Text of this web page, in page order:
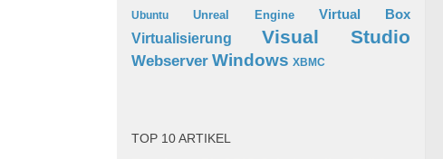
Ubuntu Unreal Engine
Virtual Box
Virtualisierung
Visual Studio
Webserver Windows XBMC
TOP 10 ARTIKEL